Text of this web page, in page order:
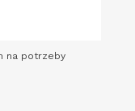
na potrzeby